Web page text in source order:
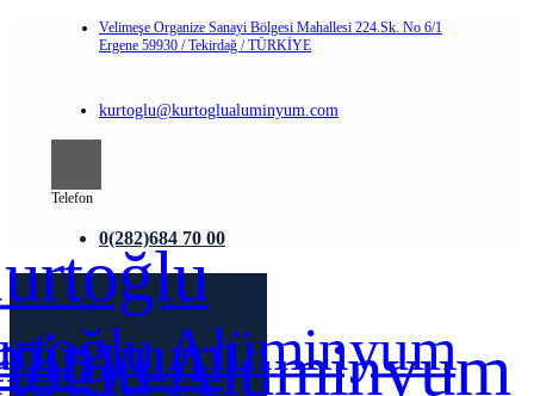
Velimeşe Organize Sanayi Bölgesi Mahallesi 224.Sk. No 6/1
Ergene 59930 / Tekirdağ / TÜRKİYE
kurtoglu@kurtoglualuminyum.com
Telefon
0(282)684 70 00